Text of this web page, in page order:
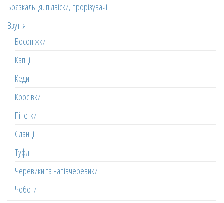
Брязкальця, підвіски, прорізувачі
Взуття
Босоніжки
Капці
Кеди
Кросівки
Пінетки
Сланці
Туфлі
Черевики та напівчеревики
Чоботи